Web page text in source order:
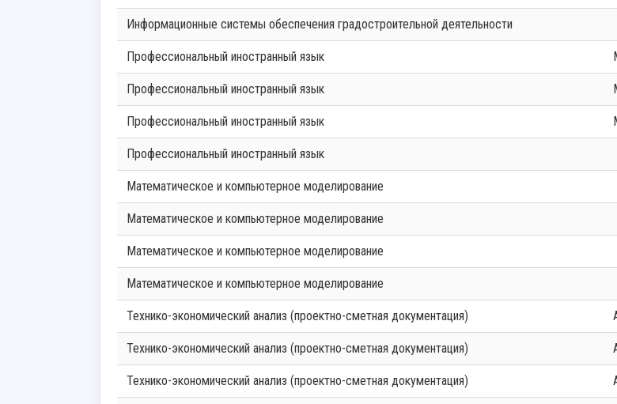
Информационные системы обеспечения градостроительной деятельности
Профессиональный иностранный язык
Профессиональный иностранный язык
Профессиональный иностранный язык
Профессиональный иностранный язык
Математическое и компьютерное моделирование
Математическое и компьютерное моделирование
Математическое и компьютерное моделирование
Математическое и компьютерное моделирование
Технико-экономический анализ (проектно-сметная документация)
Технико-экономический анализ (проектно-сметная документация)
Технико-экономический анализ (проектно-сметная документация)